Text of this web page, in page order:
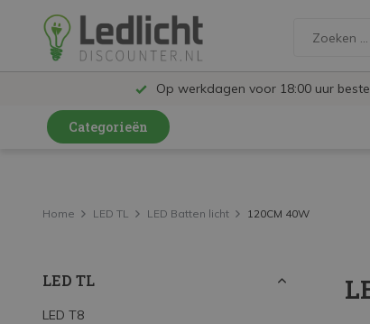
Op werkdagen voor 18:00 uur
Categorieën
LED Railspots
Home LED TL LED Batten licht 120CM 40W
LED TL
LED T8